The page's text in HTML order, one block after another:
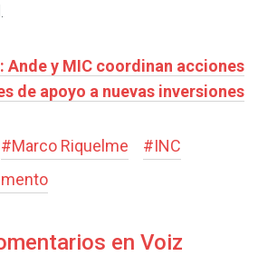
Ande y MIC coordinan acciones
de apoyo a nuevas inversiones
#Marco Riquelme #INC
en Voiz